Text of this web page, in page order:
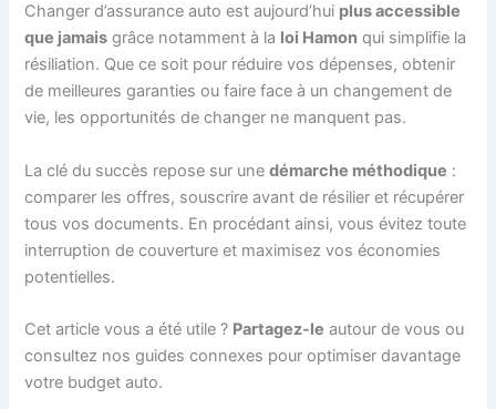
Changer d’assurance auto est aujourd’hui plus accessible
que jamais grâce notamment à la loi Hamon qui simplifie la
résiliation. Que ce soit pour réduire vos dépenses, obtenir
de meilleures garanties ou faire face à un changement de
vie, les opportunités de changer ne manquent pas.
La clé du succès repose sur unedémarche méthodique :
comparer les offres, souscrire avant de résilier et récupérer
tous vos documents. En procédant ainsi, vous évitez toute
interruption de couverture et maximisez vos économies
potentielles.
Cet article vous a été utile ? Partagez-le autour de vous ou
consultez nos guides connexes pour optimiser davantage
votre budget auto.